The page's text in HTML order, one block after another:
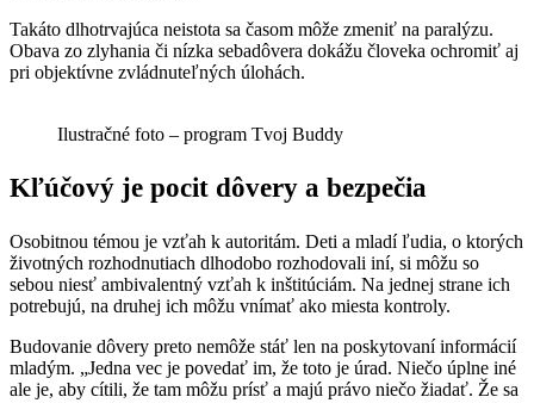
Takáto dlhotrvajúca neistota sa časom môže zmeniť na paralýzu.
Obava zo zlyhania či nízka sebadôvera dokážu človeka ochromiť aj
pri objektívne zvládnuteľných úlohách.
Ilustračné foto – program Tvoj Buddy
Kľúčový je pocit dôvery a bezpečia
Osobitnou témou je vzťah k autoritám. Deti a mladí ľudia, o ktorých
životných rozhodnutiach dlhodobo rozhodovali iní, si môžu so
sebou niesť ambivalentný vzťah k inštitúciám. Na jednej strane ich
potrebujú, na druhej ich môžu vnímať ako miesta kontroly.
Budovanie dôvery preto nemôže stáť len na poskytovaní informácií
mladým. „Jedna vec je povedať im, že toto je úrad. Niečo úplne iné
ale je, aby cítili, že tam môžu prísť a majú právo niečo žiadať. Že sa